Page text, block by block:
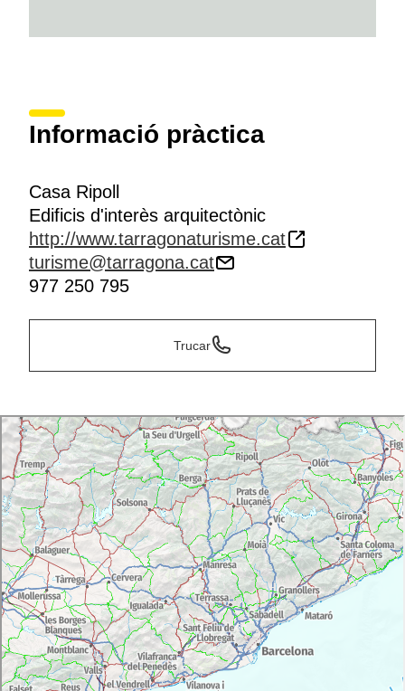
Informació pràctica
Casa Ripoll
Edificis d'interès arquitectònic
http://www.tarragonaturisme.cat
turisme@tarragona.cat
977 250 795
Trucar